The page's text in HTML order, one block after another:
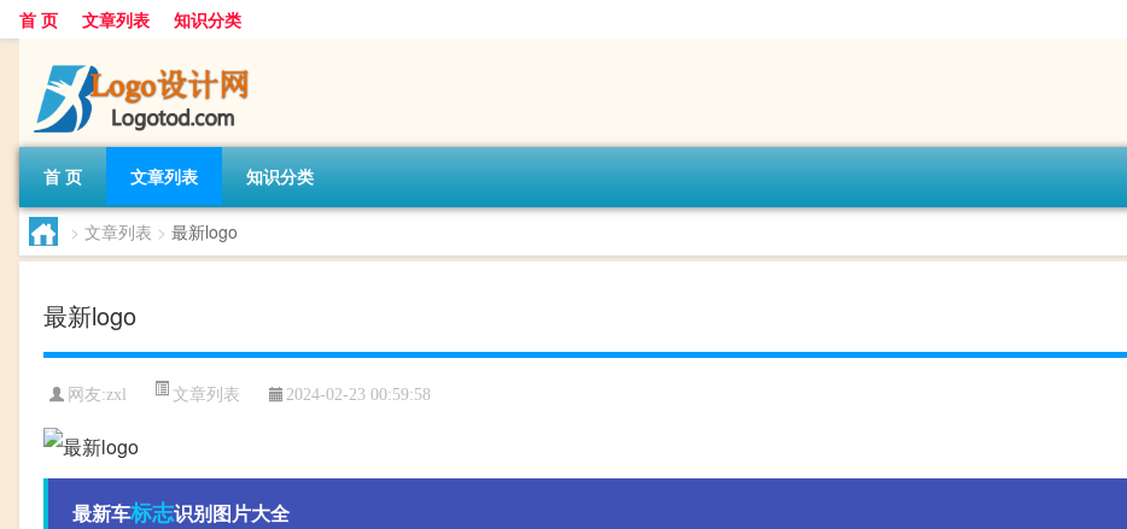
首 页 文章列表 知识分类
首 页 文章列表 知识分类
> 文章列表 > 最新logo
最新logo
网友:zxl 文章列表 2024-02-23 00:59:58
最新车标志识别图片大全